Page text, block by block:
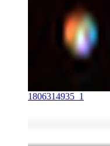
1806314935_1